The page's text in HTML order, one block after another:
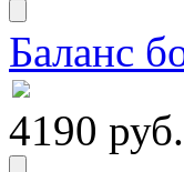
Баланс
4190 руб.